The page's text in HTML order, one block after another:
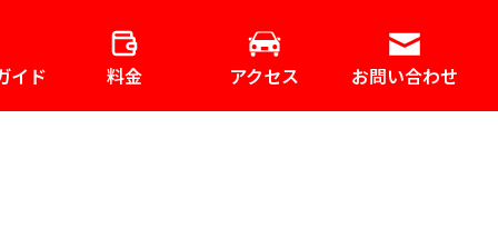
イド 料金 アクセス お問い合わせ